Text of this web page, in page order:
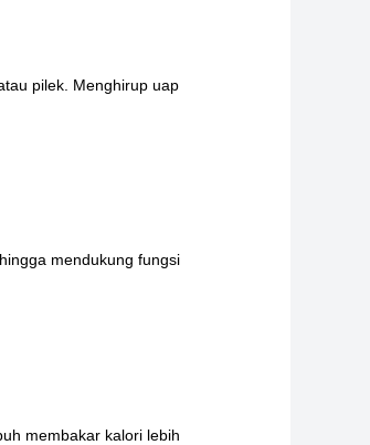
pilek. Menghirup uap
mendukung fungsi
membakar kalori lebih